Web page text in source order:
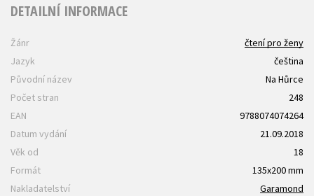
DETAILNÍ INFORMACE
Žánr
čtení pro ženy
Jazyk
čeština
Původní název
Na Hůrce
Počet stran
248
EAN
9788074074264
Datum vydání
21.09.2018
Věk od
18
Formát
135x200 mm
Nakladatelství
Garamond